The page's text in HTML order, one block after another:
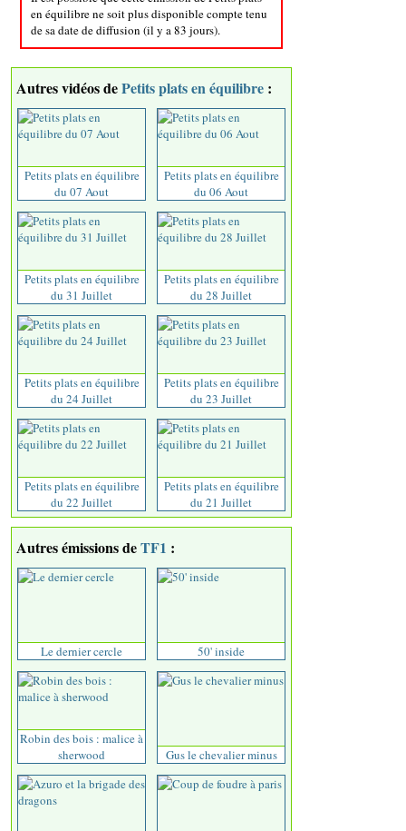
en équilibre ne soit plus disponible compte tenu
de sa date de diffusion (il y a 83 jours).
Autres vidéos dePetits plats en équilibre :
Petits plats en équilibre
du 07 Aout
Petits plats en équilibre
du 06 Aout
Petits plats en équilibre
du 31 Juillet
Petits plats en équilibre
du 28 Juillet
Petits plats en équilibre
du 24 Juillet
Petits plats en équilibre
du 23 Juillet
Petits plats en équilibre
du 22 Juillet
Petits plats en équilibre
du 21 Juillet
Autres émissions deTF1 :
Le dernier cercle 50' inside
Robin des bois : malice à
sherwood
Gus le chevalier minus